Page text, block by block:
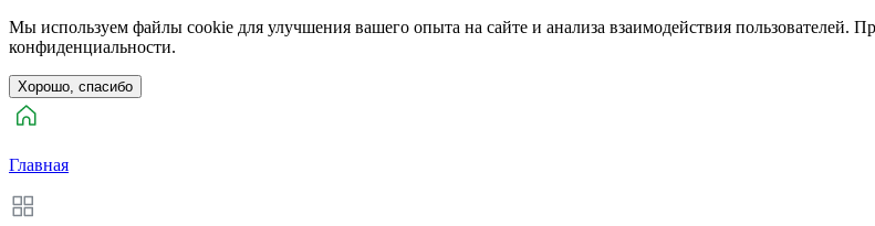
Мы используем файлы cookie для улучшения вашего опыта на сайте и анализа взаимодействия пользователей.
конфиденциальности.
Хорошо, спасибо
Главная